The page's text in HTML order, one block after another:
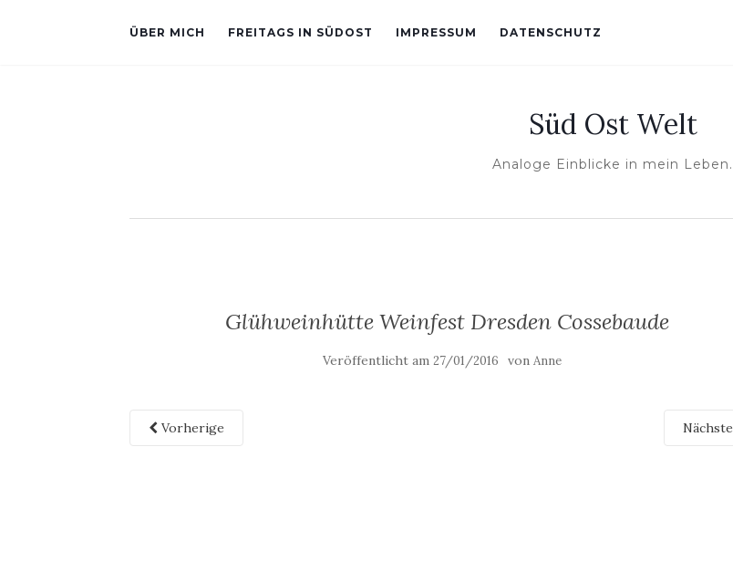
ÜBER MICH FREITAGS IN SÜDOST IMPRESSUM DATENSCHUTZ
Süd Ost Welt
Analoge Einblicke in mein Leben.
Glühweinhütte Weinfest Dresden Cossebaude
Veröffentlicht am27/01/2016 vonAnne
Vorherige Nächste